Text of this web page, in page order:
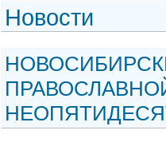
Новости